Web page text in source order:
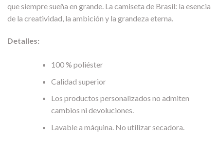
que siempre sueña en grande. La camiseta de Brasil: la esencia
de la creatividad, la ambición y la grandeza eterna.
Detalles:
100 % poliéster
Calidad superior
Los productos personalizados no admiten
cambios ni devoluciones.
Lavable a máquina. No utilizar secadora.